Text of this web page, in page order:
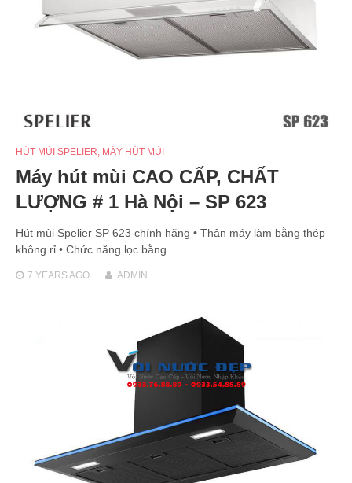
HÚT MÙI SPELIER, MÁY HÚT MÙI
Máy hút mùi CAO CẤP, CHẤT
LƯỢNG # 1 Hà Nội – SP 623
Hút mùi Spelier SP 623 chính hãng • Thân máy làm bằng thép
không rỉ • Chức năng lọc bằng…
7 YEARSAGO ADMIN